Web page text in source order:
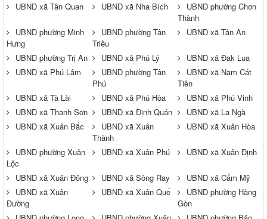
UBND xã Tân Quan UBND xã Nha Bích
UBND phường Chơn
Thành
UBND phường Minh
Hưng
UBND phường Tân
Triều
UBND xã Tân An
UBND phường Trị An UBND xã Phú Lý
UBND xã Đak Lua
UBND xã Phú Lâm
UBND phường Tân
Phú
UBND xã Nam Cát
Tiên
UBND xã Tà Lài
UBND xã Phú Hòa
UBND xã Phú Vinh
UBND xã Thanh Sơn
UBND xã Định Quán
UBND xã La Ngà
UBND xã Xuân Bắc
UBND xã Xuân
Thành
UBND xã Xuân Hòa
UBND phường Xuân
Lộc
UBND xã Xuân Phú UBND xã Xuân Định
UBND xã Xuân Đông UBND xã Sông Ray
UBND xã Cẩm Mỹ
UBND xã Xuân
Đường
UBND xã Xuân Quế
UBND phường Hàng
Gòn